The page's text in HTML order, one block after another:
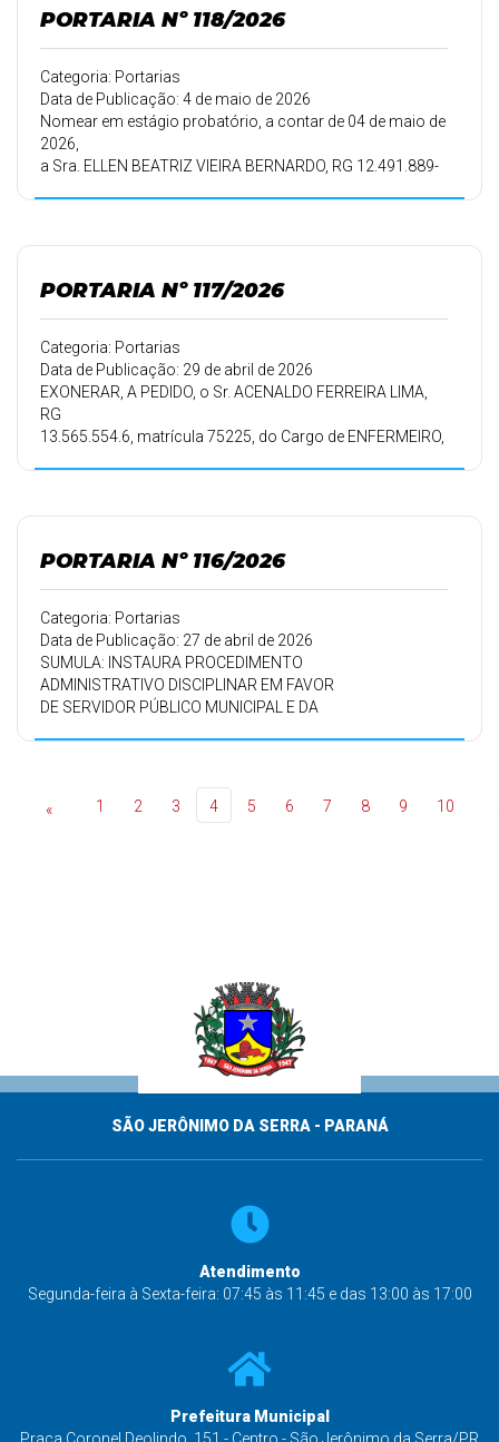
Público.
PORTARIA Nº 118/2026
Categoria: Portarias
Data de Publicação: 4 de maio de 2026
Nomear em estágio probatório, a contar de 04 de maio de
2026,
a Sra. ELLEN BEATRIZ VIEIRA BERNARDO, RG 12.491.889-
PORTARIA Nº 117/2026
Categoria: Portarias
Data de Publicação: 29 de abril de 2026
EXONERAR, A PEDIDO, o Sr. ACENALDO FERREIRA LIMA,
RG
13.565.554.6, matrícula 75225, do Cargo de ENFERMEIRO,
PORTARIA Nº 116/2026
Categoria: Portarias
Data de Publicação: 27 de abril de 2026
SUMULA: INSTAURA PROCEDIMENTO
ADMINISTRATIVO DISCIPLINAR EM FAVOR
DE SERVIDOR PÚBLICO MUNICIPAL E DA
« 1 2 3 4 5 6 7 8 9 10
SÃO JERÔNIMO DA SERRA - PARANÁ
Atendimento
Segunda-feira à Sexta-feira: 07:45 às 11:45 e das 13:00 às 17:00
Prefeitura Municipal